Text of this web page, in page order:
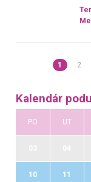
1 2
Kalendár
PO UT
10 11